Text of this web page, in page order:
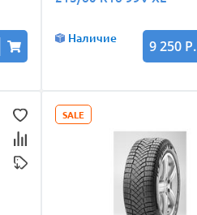
Наличие 9 250 Р.
SALE